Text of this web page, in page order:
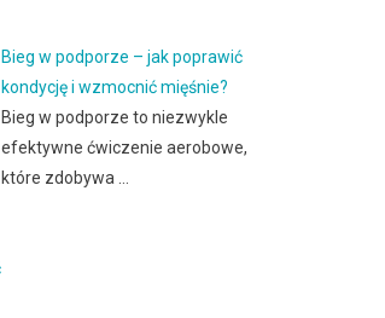
Bieg w podporze – jak poprawić
kondycję i wzmocnić mięśnie?
Bieg w podporze to niezwykle
efektywne ćwiczenie aerobowe,
które zdobywa …